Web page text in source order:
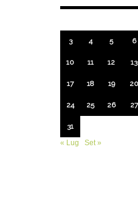
3 4 5 6
10 11 12 13
17 18 19 20
24 25 26 27
31
« Lug
Set »